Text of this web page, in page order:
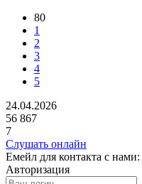
80
1
2
3
4
5
24.04.2026
56 867
7
Слушать онлайн
Емейл для контакта с нами:
Авторизация